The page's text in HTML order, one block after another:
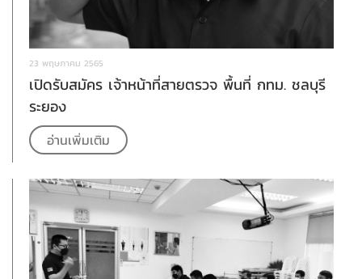
23 พฤษภาคม 2565
เปิดรับสมัคร เจ้าหน้าที่สายตรวจ พื้นที่ กทม. ชลบุรี
ระยอง
อ่านเพิ่มเติม